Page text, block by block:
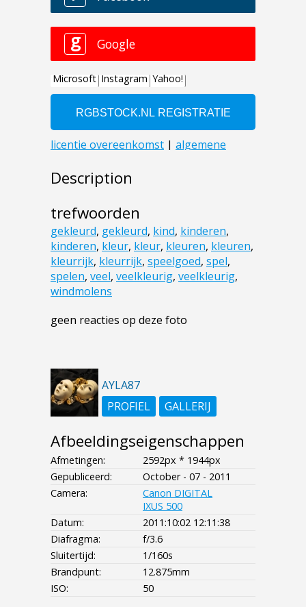
Description
trefwoorden
gekleurd, gekleurd, kind, kinderen,
kinderen, kleur, kleur, kleuren, kleuren,
kleurrijk, kleurrijk, speelgoed, spel,
spelen, veel, veelkleurig, veelkleurig,
windmolens
geen reacties op deze foto
AYLA87
PROFIEL
GALLERIJ
Afbeeldingseigenschappen
Afmetingen:
2592px * 1944px
Gepubliceerd:
October - 07 - 2011
Camera:
Canon DIGITAL
IXUS 500
Datum:
2011:10:02 12:11:38
Diafragma:
f/3.6
Sluitertijd:
1/160s
Brandpunt:
12.875mm
ISO:
50